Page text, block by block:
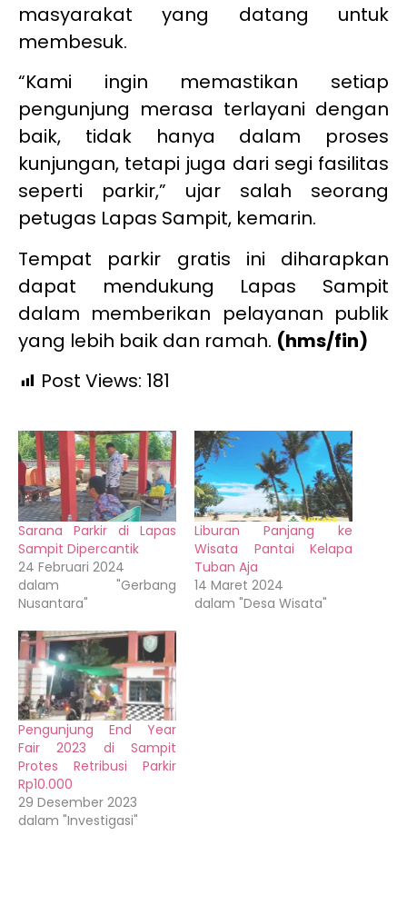
masyarakat yang datang untuk
membesuk.
“Kami ingin memastikan setiap
pengunjung merasa terlayani dengan
baik, tidak hanya dalam proses
kunjungan, tetapi juga dari segi fasilitas
seperti parkir,” ujar salah seorang
petugas Lapas Sampit, kemarin.
Tempat parkir gratis ini diharapkan
dapat mendukung Lapas Sampit
dalam memberikan pelayanan publik
yang lebih baik dan ramah. (hms/fin)
Post Views: 181
Sarana Parkir di Lapas
Sampit Dipercantik
24 Februari 2024
dalam "Gerbang
Nusantara"
Liburan Panjang ke
Wisata Pantai Kelapa
Tuban Aja
14 Maret 2024
dalam "Desa Wisata"
Pengunjung End Year
Fair 2023 di Sampit
Protes Retribusi Parkir
Rp10.000
29 Desember 2023
dalam "Investigasi"